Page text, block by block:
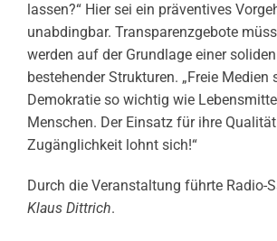
lassen?“ Hier sei ein präventives
unabdingbar. Transparenzgebote
werden auf der Grundlage einer
bestehender Strukturen. „Freie Medien
Demokratie so wichtig wie
Menschen. Der Einsatz für ihre
Zugänglichkeit lohnt sich!“
Durch die Veranstaltung führte Radio-
Klaus Dittrich.